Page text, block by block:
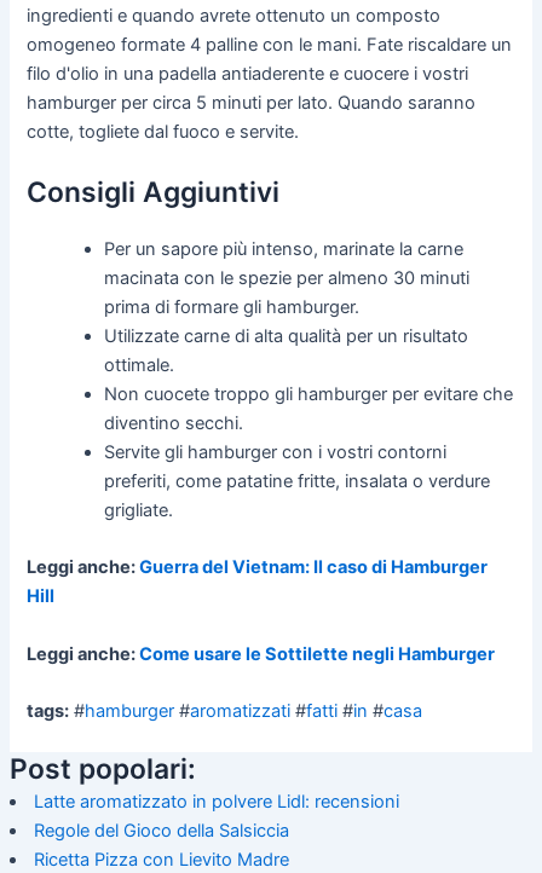
ingredienti e quando avrete ottenuto un composto
omogeneo formate 4 palline con le mani. Fate riscaldare un
filo d'olio in una padella antiaderente e cuocere i vostri
hamburger per circa 5 minuti per lato. Quando saranno
cotte, togliete dal fuoco e servite.
Consigli Aggiuntivi
Per un sapore più intenso, marinate la carne
macinata con le spezie per almeno 30 minuti
prima di formare gli hamburger.
Utilizzate carne di alta qualità per un risultato
ottimale.
Non cuocete troppo gli hamburger per evitare che
diventino secchi.
Servite gli hamburger con i vostri contorni
preferiti, come patatine fritte, insalata o verdure
grigliate.
Leggi anche:Guerra del Vietnam: Il caso di Hamburger
Hill
Leggi anche:Come usare le Sottilette negli Hamburger
tags: #hamburger #aromatizzati #fatti #in #casa
Post popolari:
Latte aromatizzato in polvere Lidl: recensioni
Regole del Gioco della Salsiccia
Ricetta Pizza con Lievito Madre